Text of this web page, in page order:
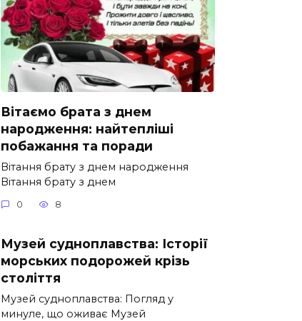
Вітаємо брата з днем
народження: найтепліші
побажання та поради
Вітання брату з днем народження
Вітання брату з днем
0 8
Музей судноплавства: Історії
морських подорожей крізь
століття
Музей судноплавства: Погляд у
минуле, що оживає Музей